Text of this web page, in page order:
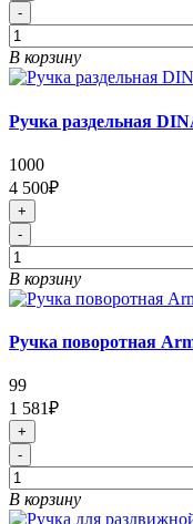
-
В корзину
Ручка раздельная
1000
4 500₽
+
-
В корзину
Ручка поворотная
99
1 581₽
+
-
В корзину